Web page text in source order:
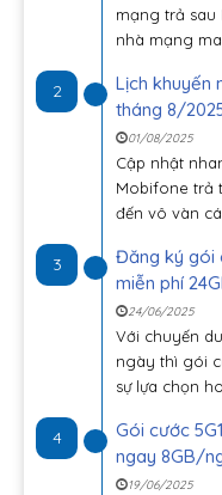
mạng trả sau
nhà mạng
2
Lịch khuyến
tháng 8/
01/08/2025
Cập nhật
Mobifone trả
đến vô vàn
3
Đăng ký gói
miễn phí
24/06/2025
Với chuyến
ngày thì gói
sự lựa chọn
4
Gói cước
ngay 8GB/
19/06/2025